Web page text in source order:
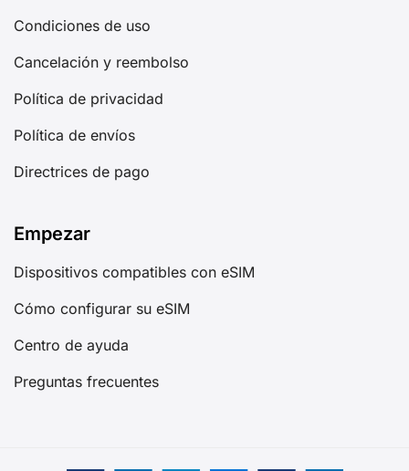
Condiciones de uso
Cancelación y reembolso
Política de privacidad
Política de envíos
Directrices de pago
Empezar
Dispositivos compatibles con eSIM
Cómo configurar su eSIM
Centro de ayuda
Preguntas frecuentes